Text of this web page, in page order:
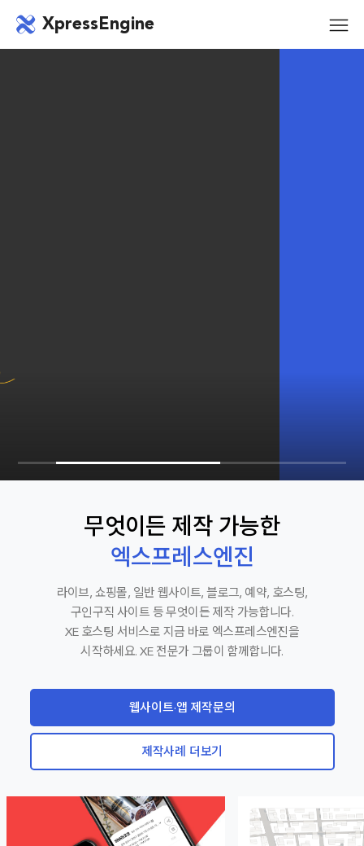
XpressEngine
모바
무엇이든 제작 가능한
엑스프레스엔진
라이브, 쇼핑몰, 일반 웹사이트, 블로그, 예약, 호스팅,
구인구직 사이트 등 무엇이든 제작 가능합니다.
XE 호스팅 서비스로 지금 바로 엑스프레스엔진을
시작하세요. XE 전문가 그룹이 함께합니다.
웹사이트·앱 제작문의
제작사례 더보기
이미지